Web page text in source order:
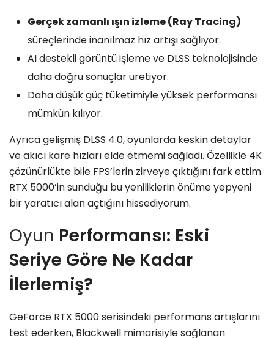
Gerçek zamanlı ışın izleme (Ray Tracing)
süreçlerinde inanılmaz hız artışı sağlıyor.
AI destekli görüntü işleme ve DLSS teknolojisinde
daha doğru sonuçlar üretiyor.
Daha düşük güç tüketimiyle yüksek performansı
mümkün kılıyor.
Ayrıca gelişmiş DLSS 4.0, oyunlarda keskin detaylar
ve akıcı kare hızları elde etmemi sağladı. Özellikle 4K
çözünürlükte bile FPS’lerin zirveye çıktığını fark ettim.
RTX 5000’in sunduğu bu yeniliklerin önüme yepyeni
bir yaratıcı alan açtığını hissediyorum.
Oyun Performansı: Eski
Seriye Göre Ne Kadar
İlerlemiş?
GeForce RTX 5000 serisindeki performans artışlarını
test ederken, Blackwell mimarisiyle sağlanan